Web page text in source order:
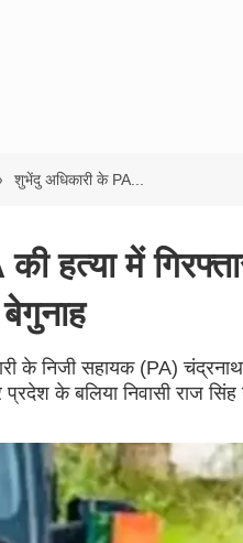
शुभेंदु अधिकारी के PA...
हत्या में
के निजी सहायक (PA)
के बलिया निवासी राज सिंह